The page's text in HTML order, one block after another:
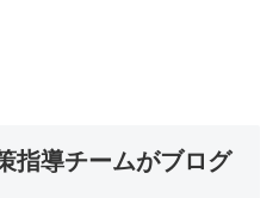
指導チームがブログ